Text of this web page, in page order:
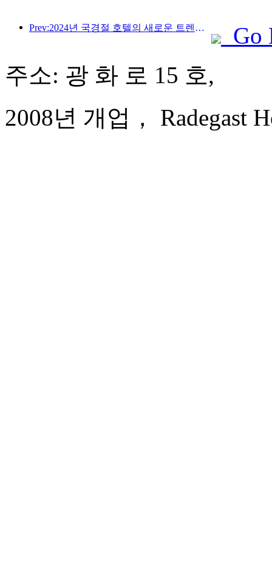
Prev:2024년 국경절 호텔의 새로운 트렌드: 2000년대 이후 세대는 Hanfu를 입고 '영빈관'에 머물며 차를 마시고 서예를 배워 문화적 자신감을 보여줍니다.
Go
주소: 광 화 로 15 호,
2008년 개업， Radegast